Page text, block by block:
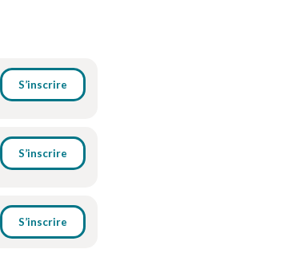
S’inscrire
S’inscrire
S’inscrire